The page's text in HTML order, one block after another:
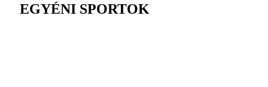
EGYÉNI SPORTOK